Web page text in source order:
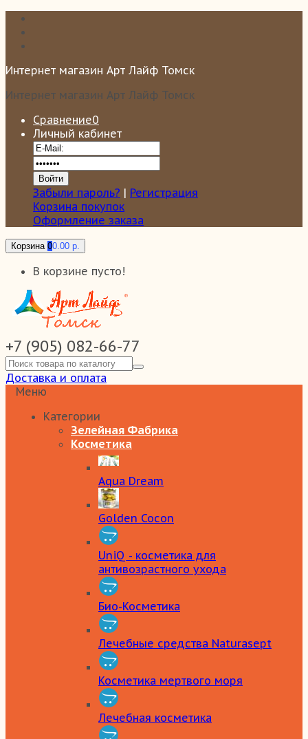
Интернет магазин Арт Лайф Томск
Интернет магазин Арт Лайф Томск
Сравнение0
Личный кабинет
Забыли пароль? | Регистрация
Корзина покупок
Оформление заказа
Корзина 00.00 р.
В корзине пусто!
+7 (905) 082-66-77
Доставка и оплата
Меню
Категории
Зелейная Фабрика
Косметика
Aqua Dream
Golden Cocon
UniQ - косметика для
антивозрастного ухода
Био-Косметика
Лечебные средства Naturasept
Косметика мертвого моря
Лечебная косметика